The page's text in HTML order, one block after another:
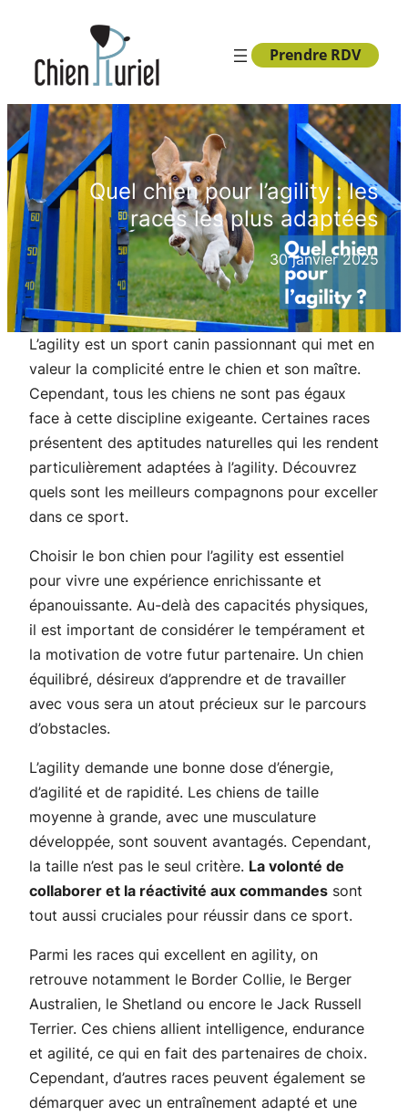
contenu
Prendre RDV
Quel chien pour l’agility : les
races les plus adaptées
30 janvier 2025
L’agility est un sport canin passionnant qui met en
valeur la complicité entre le chien et son maître.
Cependant, tous les chiens ne sont pas égaux
face à cette discipline exigeante. Certaines races
présentent des aptitudes naturelles qui les rendent
particulièrement adaptées à l’agility. Découvrez
quels sont les meilleurs compagnons pour exceller
dans ce sport.
Choisir le bon chien pour l’agility est essentiel
pour vivre une expérience enrichissante et
épanouissante. Au-delà des capacités physiques,
il est important de considérer le tempérament et
la motivation de votre futur partenaire. Un chien
équilibré, désireux d’apprendre et de travailler
avec vous sera un atout précieux sur le parcours
d’obstacles.
L’agility demande une bonne dose d’énergie,
d’agilité et de rapidité. Les chiens de taille
moyenne à grande, avec une musculature
développée, sont souvent avantagés. Cependant,
la taille n’est pas le seul critère. La volonté de
collaborer et la réactivité aux commandes sont
tout aussi cruciales pour réussir dans ce sport.
Parmi les races qui excellent en agility, on
retrouve notamment le Border Collie, le Berger
Australien, le Shetland ou encore le Jack Russell
Terrier. Ces chiens allient intelligence, endurance
et agilité, ce qui en fait des partenaires de choix.
Cependant, d’autres races peuvent également se
démarquer avec un entraînement adapté et une